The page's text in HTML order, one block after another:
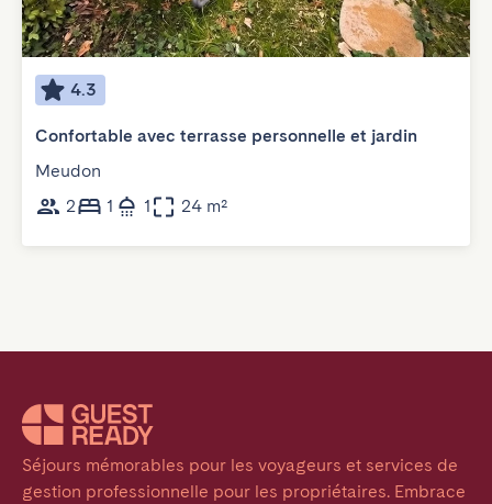
4.3
Confortable avec terrasse personnelle et jardin
Meudon
2
1 1 24 m²
Séjours mémorables pour les voyageurs et services de
gestion professionnelle pour les propriétaires. Embrace